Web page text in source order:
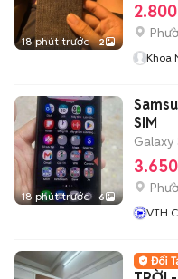
18 phút trước 2
Khoa
18 phút trước 6
SIM
Galaxy
VTH